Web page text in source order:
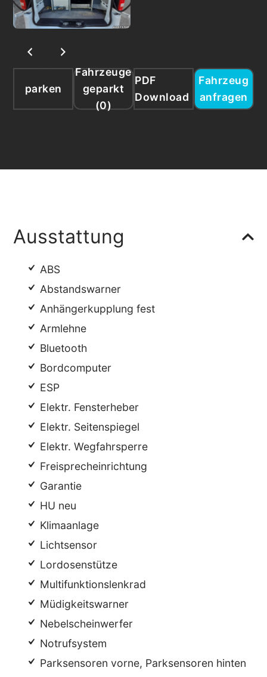
parken
Fahrzeuge
geparkt
(0)
PDF
Download
Fahrzeug
anfragen
Ausstattung
ABS
Abstandswarner
Anhängerkupplung fest
Armlehne
Bluetooth
Bordcomputer
ESP
Elektr. Fensterheber
Elektr. Seitenspiegel
Elektr. Wegfahrsperre
Freisprecheinrichtung
Garantie
HU neu
Klimaanlage
Lichtsensor
Lordosenstütze
Multifunktionslenkrad
Müdigkeitswarner
Nebelscheinwerfer
Notrufsystem
Parksensoren vorne, Parksensoren hinten